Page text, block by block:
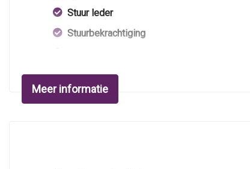
Stuur leder
Stuurbekrachtiging
Voorstoelen verwarmd
Meer informatie